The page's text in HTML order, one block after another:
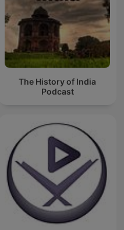
The History of India
Podcast